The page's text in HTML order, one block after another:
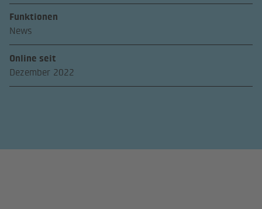
Funktionen
News
Online seit
Dezember 2022